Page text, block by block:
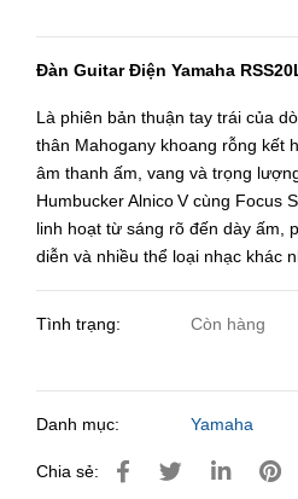
Đàn Guitar Điện Yamaha
Là phiên bản thuận tay trái của
thân Mahogany khoang rỗng kết
âm thanh ấm, vang và trọng
Humbucker Alnico V cùng Focus
linh hoạt từ sáng rõ đến dày ấm,
diễn và nhiều thể loại nhạc khác
Tình trạng: Còn hàng
Danh mục: Yamaha
Chia sẻ: